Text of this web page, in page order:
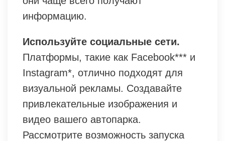
информацию.
Используйте социальные сети.
Платформы, такие как Facebook*** и
Instagram*, отлично подходят для
визуальной рекламы. Создавайте
привлекательные изображения и
видео вашего автопарка.
Рассмотрите возможность запуска